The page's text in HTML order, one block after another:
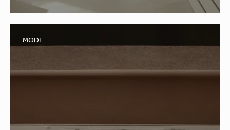
MODE